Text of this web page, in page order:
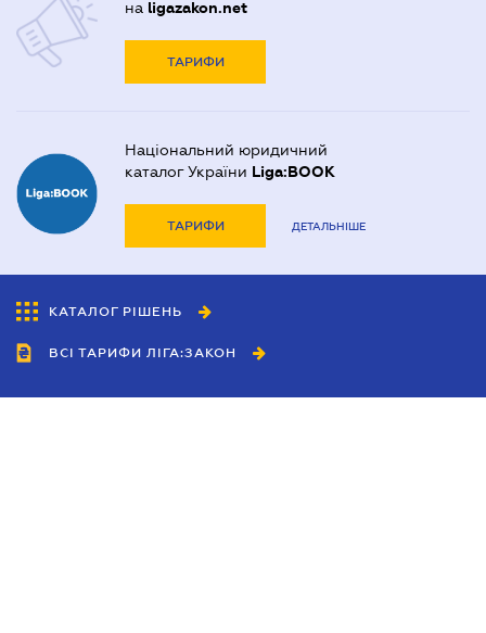
на ligazakon.net
ТАРИФИ
Національний юридичний
каталог України Liga:BOOK
ТАРИФИ ДЕТАЛЬНІШЕ
КАТАЛОГ РІШЕНЬ
ВСІ ТАРИФИ ЛІГА:ЗАКОН